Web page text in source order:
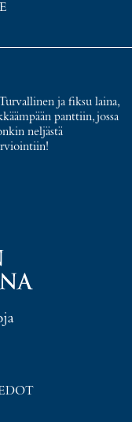
ja fiksu laina,
panttiin, jossa
neljästä